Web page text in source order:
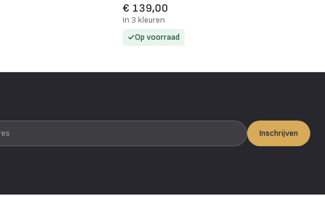
€ 139,00
In 3 kleuren
Op voorraad
Inschrijven